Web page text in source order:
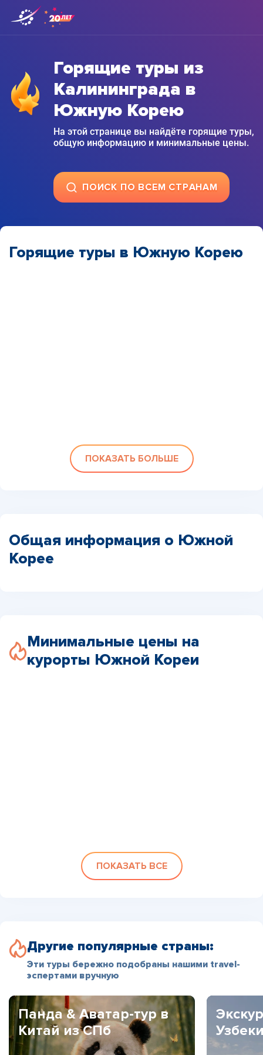
Горящие туры из
Калининграда в
Южную Корею
На этой странице вы найдёте горящие туры,
общую информацию и минимальные цены.
ПОИСК ПО ВСЕМ СТРАНАМ
Горящие туры в Южную Корею
ПОКАЗАТЬ БОЛЬШЕ
Общая информация о Южной
Корее
Минимальные цены на
курорты Южной Кореи
ПОКАЗАТЬ ВСЕ
Другие популярные страны:
Эти туры бережно подобраны нашими travel-
эспертами вручную
Панда & Аватар-тур в
Китай из СПб